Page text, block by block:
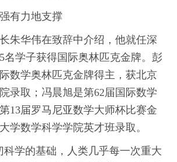
力地支撑
华伟在致辞中介绍，他就任深
名学子获得国际奥林匹克金牌。彭
数学奥林匹克金牌得主，获北京
录取；冯晨旭是第62届国际数学
13届罗马尼亚数学大师杯比赛金
学数学科学学院英才班录取。
学的基础，人类几乎每一次重大